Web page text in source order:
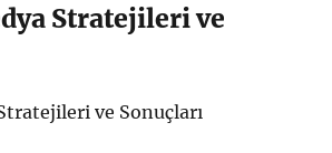
Stratejileri ve
ve Sonuçları